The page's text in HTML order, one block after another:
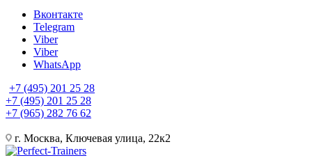
Вконтакте
Telegram
Viber
Viber
WhatsApp
+7 (495) 201 25 28
+7 (495) 201 25 28
+7 (965) 282 76 62
г. Москва, Ключевая улица, 22к2